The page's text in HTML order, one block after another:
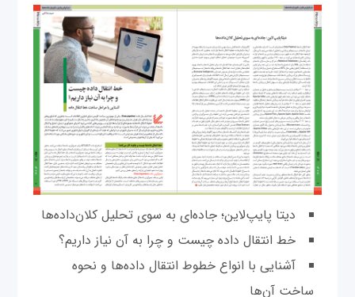
دیتا پایپ‌لاین؛ جاده‌ای به سوی تحلیل کلان‌داده‌ها
خط انتقال داده‌ چیست و چرا به آن نیاز داریم؟
آشنایی با انواع خطوط انتقال داده‌ها و نحوه
ساخت آن‌ها